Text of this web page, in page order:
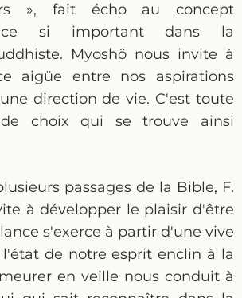
», fait écho au concept
si important dans la
Myoshô nous invite à
aigüe entre nos aspirations
direction de vie. C'est toute
choix qui se trouve ainsi
passages de la Bible, F.
à développer le plaisir d'être
s'exerce à partir d'une vive
de notre esprit enclin à la
en veille nous conduit à